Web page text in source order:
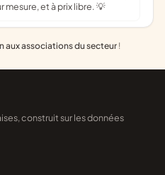
et à prix libre. 💡
aux associations du secteur !